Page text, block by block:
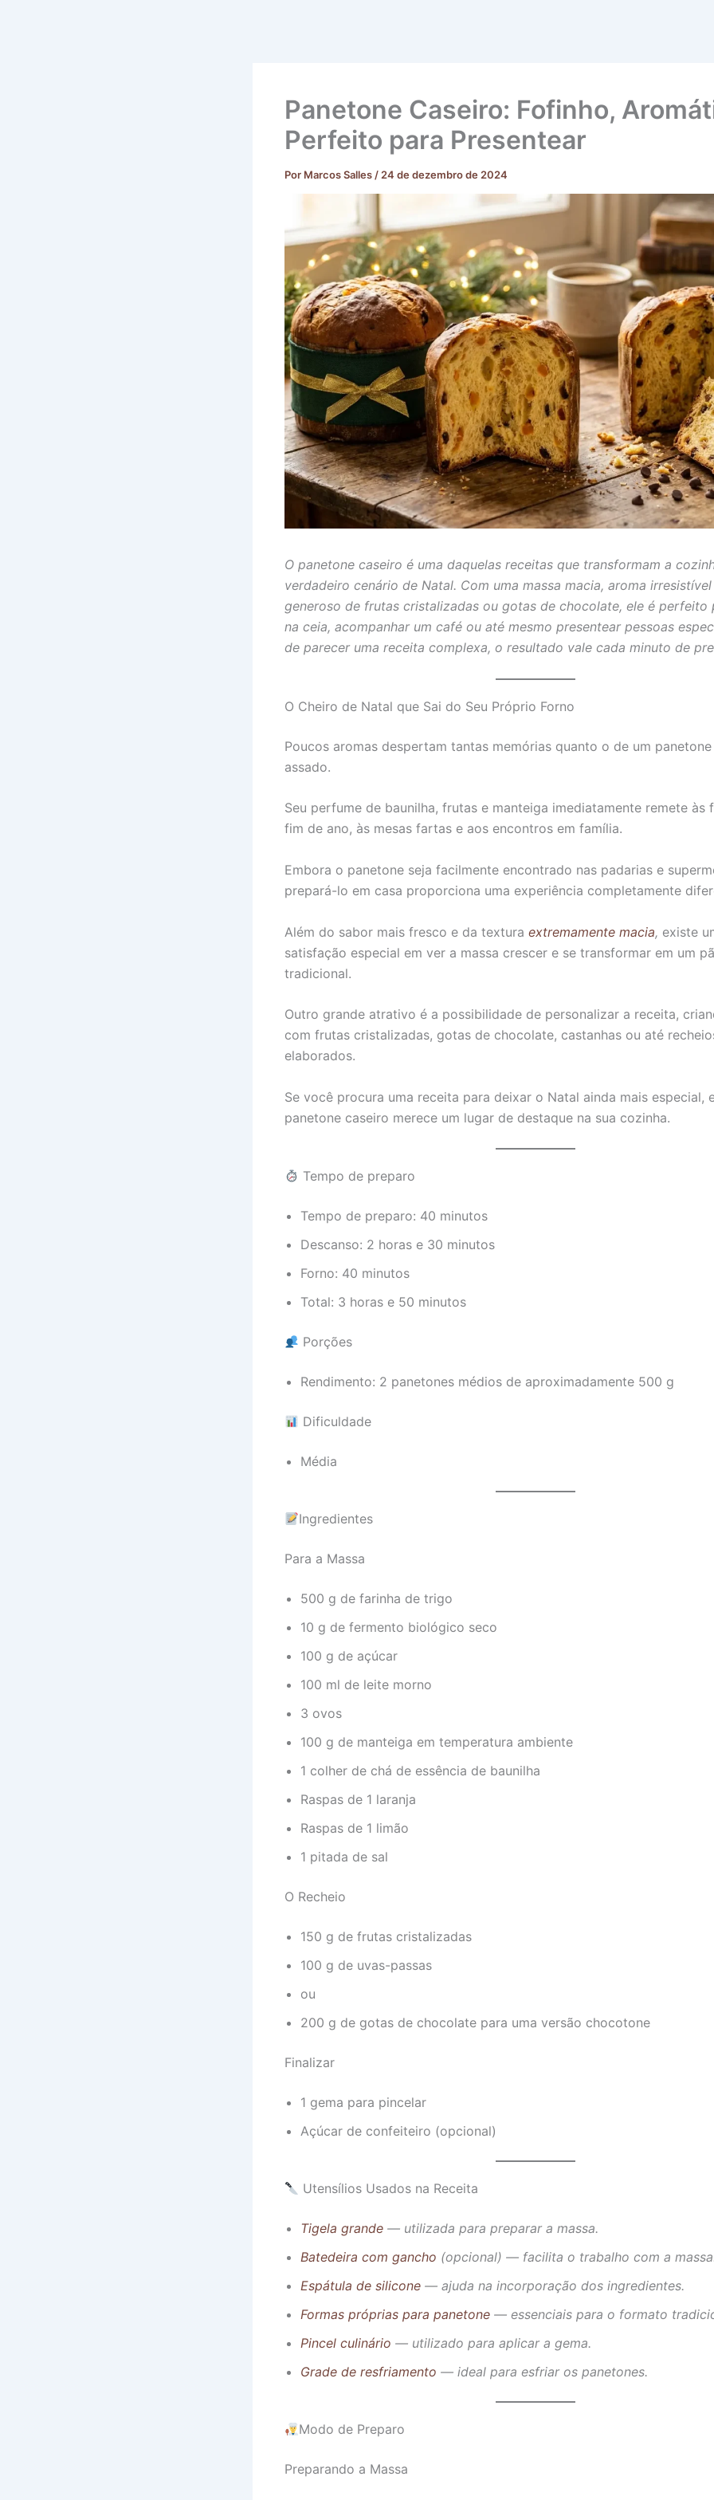
Panetone Caseiro: Fofinho,
Perfeito para Presentear
Por Marcos Salles / 24 de dezembro de 2024
O panetone caseiro é uma daquelas receitas que transformam a
verdadeiro cenário de Natal. Com uma massa macia, aroma
generoso de frutas cristalizadas ou gotas de chocolate, ele é perfeito
na ceia, acompanhar um café ou até mesmo presentear pessoas
de parecer uma receita complexa, o resultado vale cada minuto de
O Cheiro de Natal que Sai do Seu Próprio Forno
Poucos aromas despertam tantas memórias quanto o de um
assado.
Seu perfume de baunilha, frutas e manteiga imediatamente remete às
fim de ano, às mesas fartas e aos encontros em família.
Embora o panetone seja facilmente encontrado nas padarias e
prepará-lo em casa proporciona uma experiência completamente
Além do sabor mais fresco e da textura extremamente macia, existe
satisfação especial em ver a massa crescer e se transformar em um
tradicional.
Outro grande atrativo é a possibilidade de personalizar a receita,
com frutas cristalizadas, gotas de chocolate, castanhas ou até
elaborados.
Se você procura uma receita para deixar o Natal ainda mais especial,
panetone caseiro merece um lugar de destaque na sua cozinha.
Tempo de preparo
Tempo de preparo: 40 minutos
Descanso: 2 horas e 30 minutos
Forno: 40 minutos
Total: 3 horas e 50 minutos
Porções
Rendimento: 2 panetones médios de aproximadamente 500 g
Dificuldade
Média
Ingredientes
Para a Massa
500 g de farinha de trigo
10 g de fermento biológico seco
100 g de açúcar
100 ml de leite morno
3 ovos
100 g de manteiga em temperatura ambiente
1 colher de chá de essência de baunilha
Raspas de 1 laranja
Raspas de 1 limão
1 pitada de sal
O Recheio
150 g de frutas cristalizadas
100 g de uvas-passas
ou
200 g de gotas de chocolate para uma versão chocotone
Finalizar
1 gema para pincelar
Açúcar de confeiteiro (opcional)
Utensílios Usados na Receita
Tigela grande — utilizada para preparar a massa.
Batedeira com gancho (opcional) — facilita o trabalho com a
Espátula de silicone — ajuda na incorporação dos ingredientes.
Formas próprias para panetone — essenciais para o formato
Pincel culinário — utilizado para aplicar a gema.
Grade de resfriamento — ideal para esfriar os panetones.
Modo de Preparo
Preparando a Massa